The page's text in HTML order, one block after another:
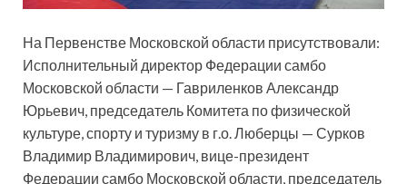
На Первенстве Московской области присутствовали:
Исполнительный директор Федерации самбо
Московской области — Гавриленков Александр
Юрьевич, председатель Комитета по физической
культуре, спорту и туризму в г.о. Люберцы — Сурков
Владимир Владимирович, вице-президент
Федерации самбо Московской области, председатель